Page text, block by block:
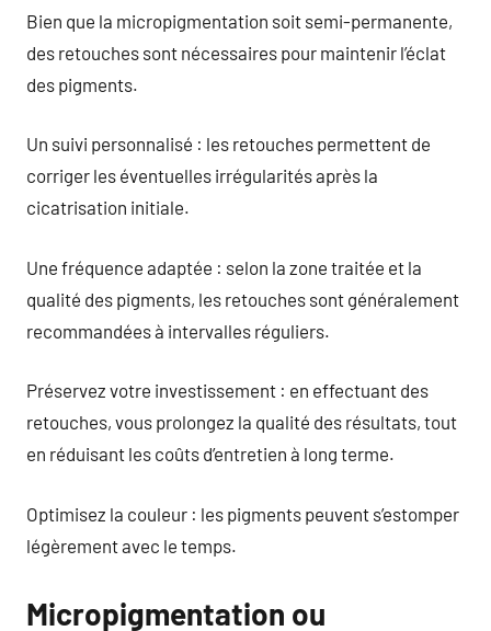
Bien que la micropigmentation soit semi-permanente,
des retouches sont nécessaires pour maintenir l’éclat
des pigments.
Un suivi personnalisé : les retouches permettent de
corriger les éventuelles irrégularités après la
cicatrisation initiale.
Une fréquence adaptée : selon la zone traitée et la
qualité des pigments, les retouches sont généralement
recommandées à intervalles réguliers.
Préservez votre investissement : en effectuant des
retouches, vous prolongez la qualité des résultats, tout
en réduisant les coûts d’entretien à long terme.
Optimisez la couleur : les pigments peuvent s’estomper
légèrement avec le temps.
Micropigmentation ou